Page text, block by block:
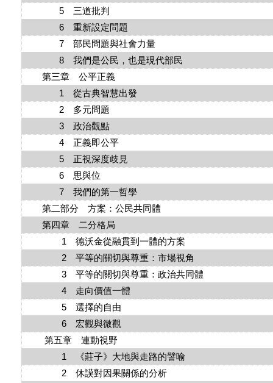
5 三道批判
6 重新設定問題
7 部民問題與社會力量
8 我們是公民，也是現代部民
第三章 公平正義
1 從古典智慧出發
2 多元問題
3 政治觀點
4 正義即公平
5 正視深度歧見
6 思與位
7 我們的第一哲學
第二部分 方案：公民共同體
第四章 二分格局
1 德沃金從融貫到一體的方案
2 平等的關切與尊重：市場視角
3 平等的關切與尊重：政治共同體
4 走向價值一體
5 選擇的自由
6 宏觀與微觀
第五章 連動視野
1 《莊子》大地與走路的譬喻
2 休謨對因果關係的分析